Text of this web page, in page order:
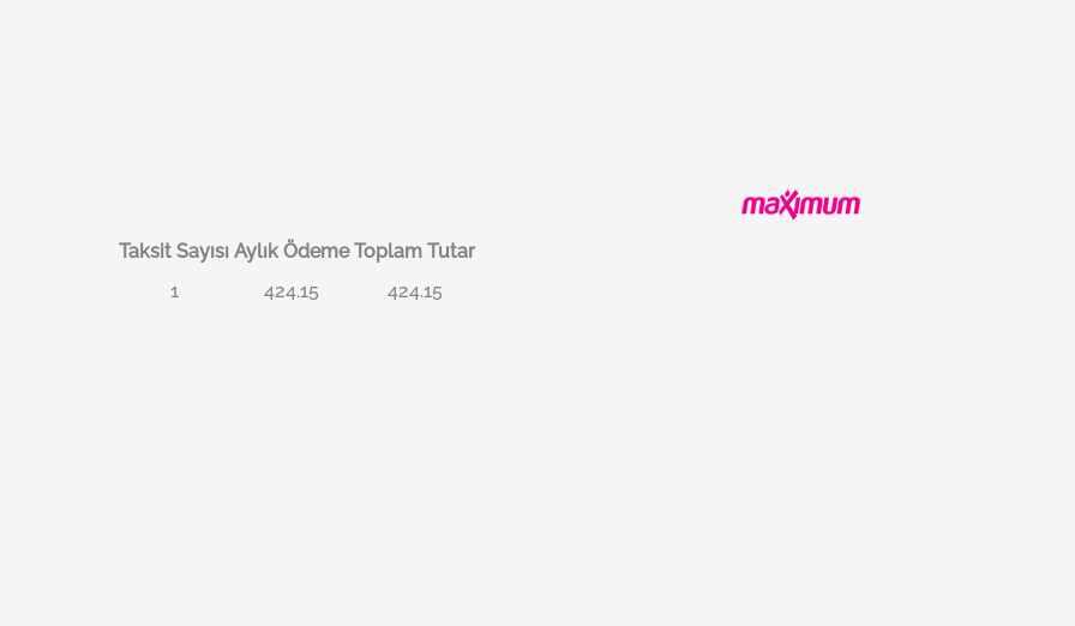
Taksit Sayısı Aylık Ödeme Toplam Tutar
1
424.15 424.15